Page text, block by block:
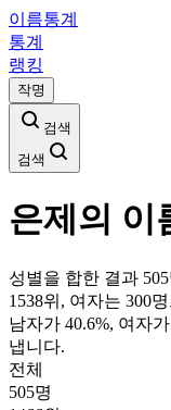
이름통계
통계
랭킹
작명
검색
검색
은제의 이
성별을 합한 결과
1538위, 여자는 300
남자가 40.6%, 여자가
냅니다.
전체
505명